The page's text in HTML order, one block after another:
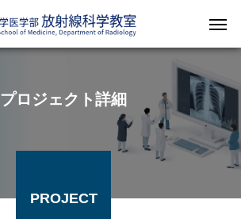
プロジェクト詳細
PROJECT